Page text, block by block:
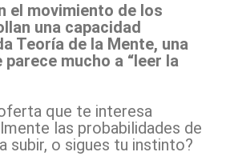
el movimiento de los
una capacidad
Teoría de la Mente, una
parece mucho a “leer la
que te interesa
las probabilidades de
subir, o sigues tu instinto?